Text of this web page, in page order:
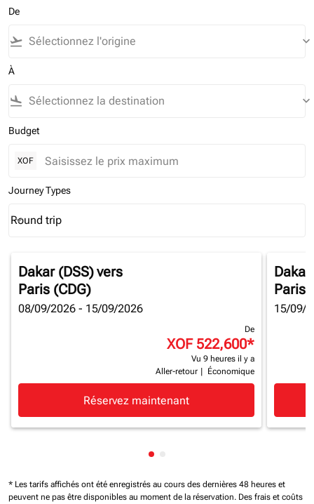
De
flight_takeoff keyboard_arrow_down
À
flight_land keyboard_arrow_down
Budget
XOF
Journey Types
Journey Types option Round trip Selected
Round trip
keyboard_arrow_down
Dakar (DSS)vers
Paris (CDG)
08/09/2026 - 15/09/2026
De
XOF 522,600*
Vu 9 heures il y a
Aller-retour
Économique
Réservez maintenant
Dakar
Paris
15/09/
Affichage de cmp-pagination-
* Les tarifs affichés ont été enregistrés au cours des dernières 48 heures et
peuvent ne pas être disponibles au moment de la réservation. Des frais et coûts